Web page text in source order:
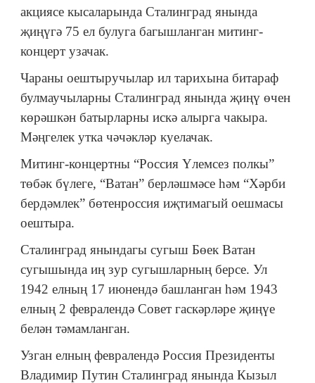
акциясе кысаларында Сталинград янында
җиңүгә 75 ел булуга багышланган митинг-
концерт узачак.
Чараны оештыручылар ил тарихына битараф
булмаучыларны Сталинград янында җиңү өчен
көрәшкән батырларны искә алырга чакыра.
Мәңгелек утка чәчәкләр куелачак.
Митинг-концертны “Россия Үлемсез полкы”
төбәк бүлеге, “Ватан” берләшмәсе һәм “Хәрби
бердәмлек” бөтенроссия иҗтимагый оешмасы
оештыра.
Сталинград янындагы сугыш Бөек Ватан
сугышында иң зур сугышларның берсе. Ул
1942 елның 17 июнендә башланган һәм 1943
елның 2 февралендә Совет гаскәрләре җиңүе
белән тәмамланган.
Узган елның февралендә Россия Президенты
Владимир Путин Сталинград янында Кызыл